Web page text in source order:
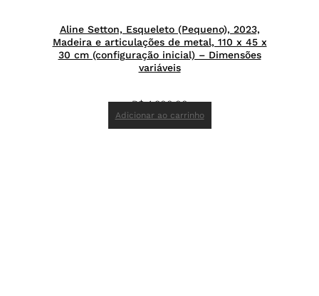
Aline Setton, Esqueleto (Pequeno), 2023,
Madeira e articulações de metal, 110 x 45 x
30 cm (configuração inicial) – Dimensões
variáveis
R$4.800,00
Adicionar ao carrinho